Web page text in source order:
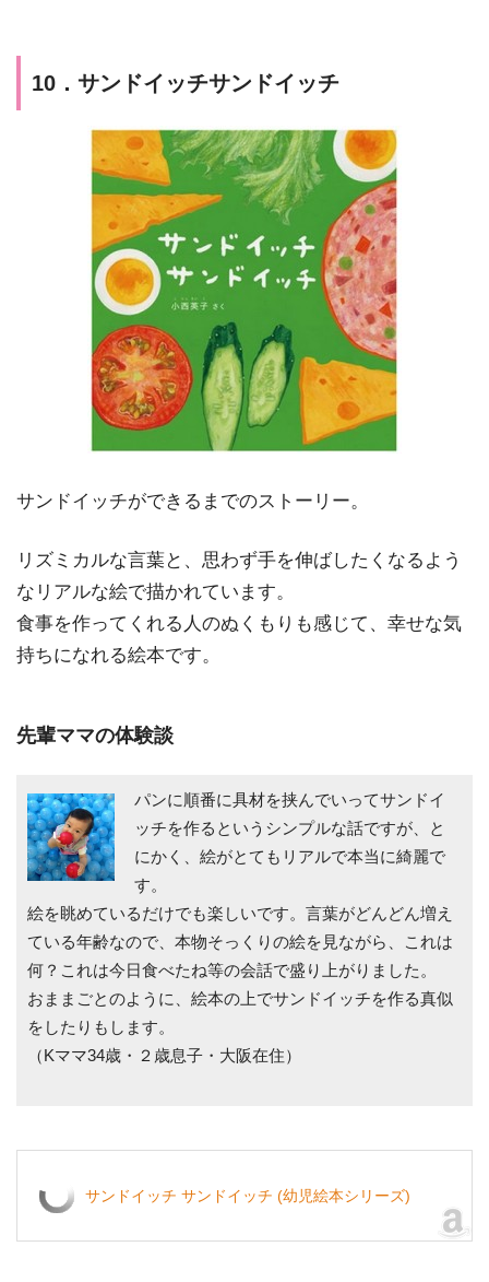
10．サンドイッチサンドイッチ
サンドイッチができるまでのストーリー。
リズミカルな言葉と、思わず手を伸ばしたくなるよう
なリアルな絵で描かれています。
食事を作ってくれる人のぬくもりも感じて、幸せな気
持ちになれる絵本です。
先輩ママの体験談
パンに順番に具材を挟んでいってサンドイ
ッチを作るというシンプルな話ですが、と
にかく、絵がとてもリアルで本当に綺麗で
す。
絵を眺めているだけでも楽しいです。言葉がどんどん増え
ている年齢なので、本物そっくりの絵を見ながら、これは
何？これは今日食べたね等の会話で盛り上がりました。
おままごとのように、絵本の上でサンドイッチを作る真似
をしたりもします。
（Kママ34歳・２歳息子・大阪在住）
サンドイッチ サンドイッチ (幼児絵本シリーズ)